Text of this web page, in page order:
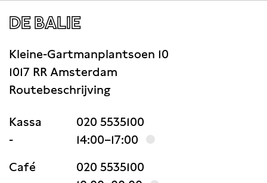
DE BALIE
Kleine-Gartmanplantsoen 10
1017 RR Amsterdam
Routebeschrijving
Kassa
020 5535100
-
14:00–17:00
Café
020 5535100